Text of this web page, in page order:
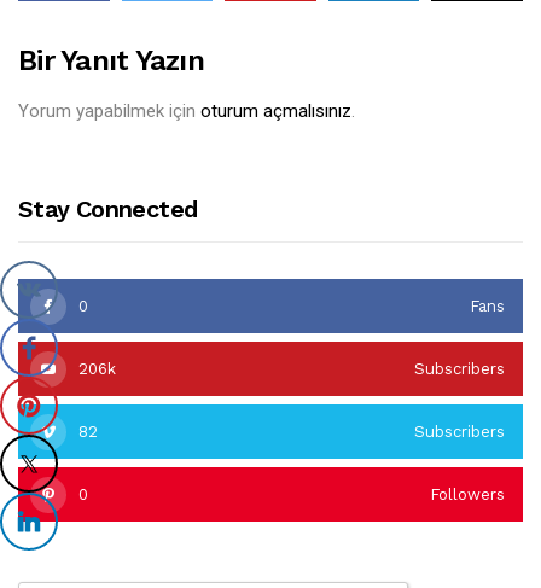
Bir Yanıt Yazın
Yorum yapabilmek için oturum açmalısınız.
Stay Connected
0 Fans
206k Subscribers
82 Subscribers
0 Followers